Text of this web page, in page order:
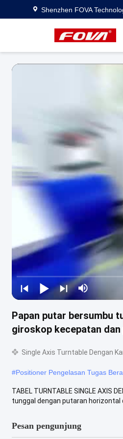
Shenzhen FOVA
Papan putar bersumbu
giroskop kecepatan
Single Axis Turntable Dengan
#Positioner Pengelasan Tugas
TABEL TURNTABLE SINGLE
tunggal dengan putaran horizontal
Pesan pengunjung